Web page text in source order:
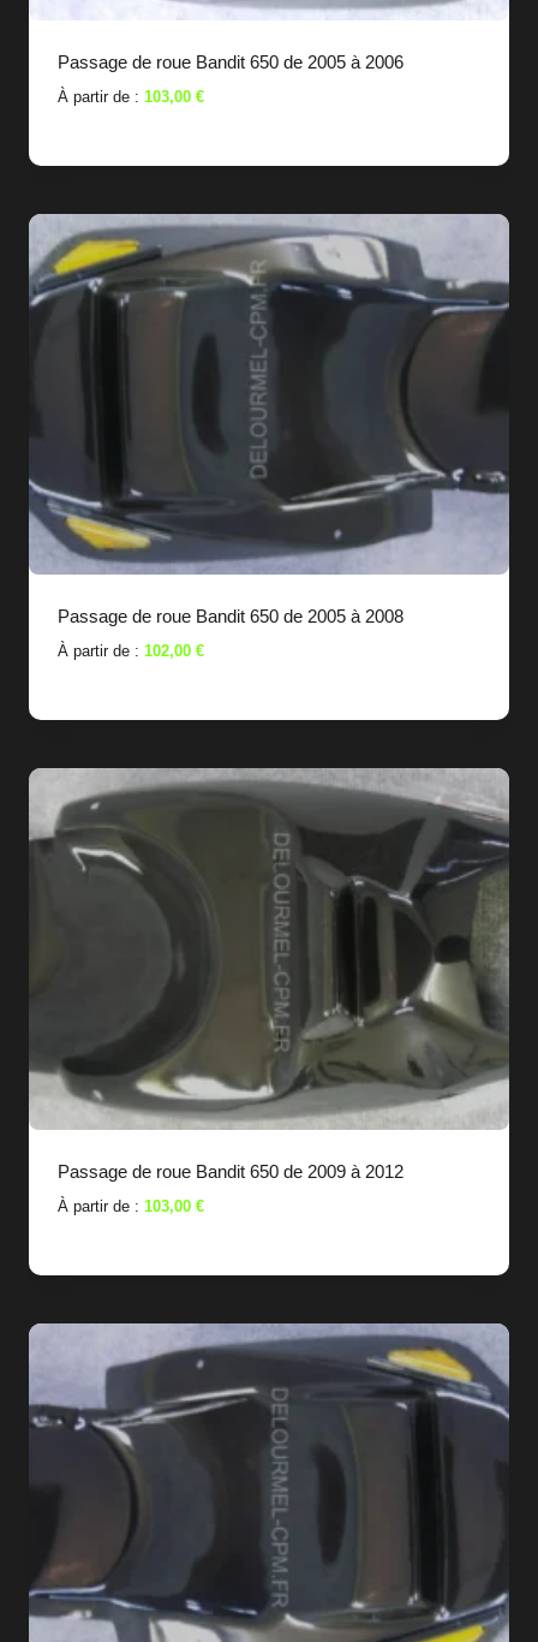
Passage de roue Bandit 650 de 2005 à 2006
À partir de : 103,00 €
Passage de roue Bandit 650 de 2005 à 2008
À partir de : 102,00 €
Passage de roue Bandit 650 de 2009 à 2012
À partir de : 103,00 €